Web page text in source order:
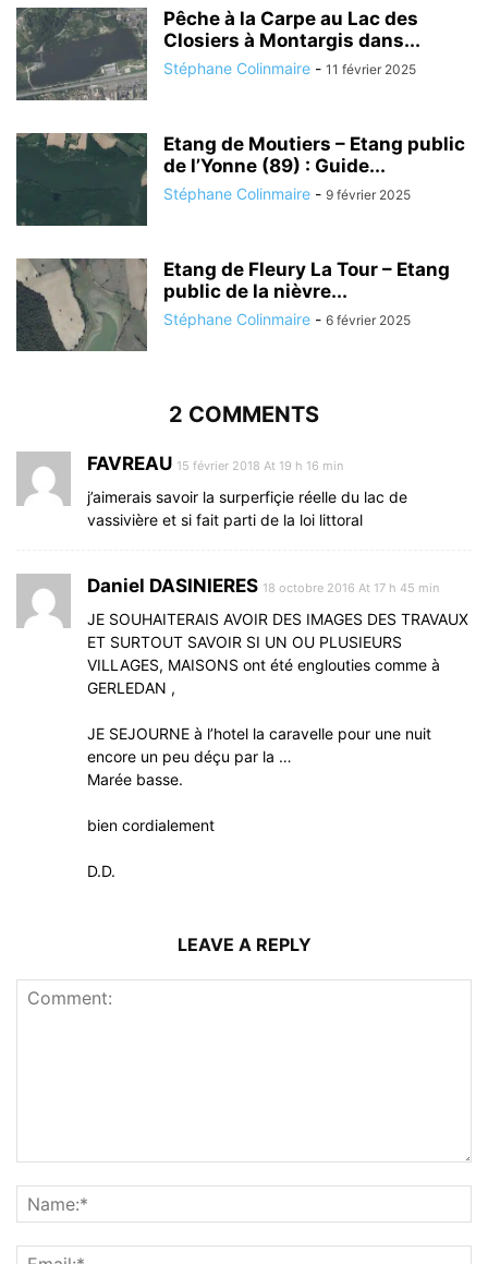
Pêche à la Carpe au Lac des
Closiers à Montargis dans...
Stéphane Colinmaire - 11 février 2025
Etang de Moutiers – Etang public
de l’Yonne (89) : Guide...
Stéphane Colinmaire - 9 février 2025
Etang de Fleury La Tour – Etang
public de la nièvre...
Stéphane Colinmaire - 6 février 2025
2 COMMENTS
FAVREAU 15 février 2018 At 19 h 16 min
j’aimerais savoir la surperfiçie réelle du lac de
vassivière et si fait parti de la loi littoral
Daniel DASINIERES 18 octobre 2016 At 17 h 45 min
JE SOUHAITERAIS AVOIR DES IMAGES DES TRAVAUX
ET SURTOUT SAVOIR SI UN OU PLUSIEURS
VILLAGES, MAISONS ont été englouties comme à
GERLEDAN ,
JE SEJOURNE à l’hotel la caravelle pour une nuit
encore un peu déçu par la …
Marée basse.
bien cordialement
D.D.
LEAVE A REPLY